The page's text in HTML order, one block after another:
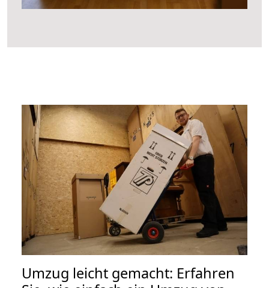
Umzug leicht gemacht: Erfahren